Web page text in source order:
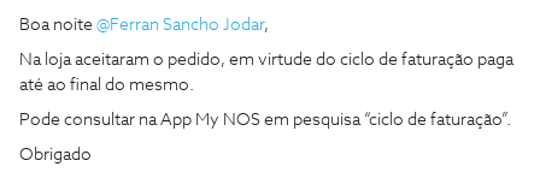
Boa noite @Ferran Sancho Jodar,
Na loja aceitaram o pedido, em virtude do ciclo de faturação paga
até ao final do mesmo.
Pode consultar na App My NOS em pesquisa “ciclo de faturação”.
Obrigado